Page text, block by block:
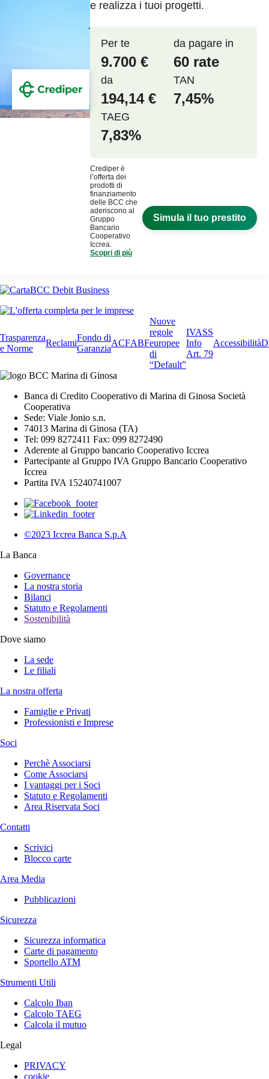
Trasparenza
e Norme
Reclami
Fondo di
Garanzia
ACFABF
Nuove
regole
europee
di
“Default”
IVASS
Info
Art. 79
Accessibilità
Banca di Credito Cooperativo di Marina di Ginosa Società
Cooperativa
Sede: Viale Jonio s.n.
74013 Marina di Ginosa (TA)
Tel: 099 8272411 Fax: 099 8272490
Aderente al Gruppo bancario Cooperativo Iccrea
Partecipante al Gruppo IVA Gruppo Bancario Cooperativo
Iccrea
Partita IVA 15240741007
©2023 Iccrea Banca S.p.A
La Banca
Governance
La nostra storia
Bilanci
Statuto e Regolamenti
Sostenibilità
Dove siamo
La sede
Le filiali
La nostra offerta
Famiglie e Privati
Professionisti e Imprese
Soci
Perchè Associarsi
Come Associarsi
I vantaggi per i Soci
Statuto e Regolamenti
Area Riservata Soci
Contatti
Scrivici
Blocco carte
Area Media
Pubblicazioni
Sicurezza
Sicurezza informatica
Carte di pagamento
Sportello ATM
Strumenti Utili
Calcolo Iban
Calcolo TAEG
Calcola il mutuo
Legal
PRIVACY
cookie